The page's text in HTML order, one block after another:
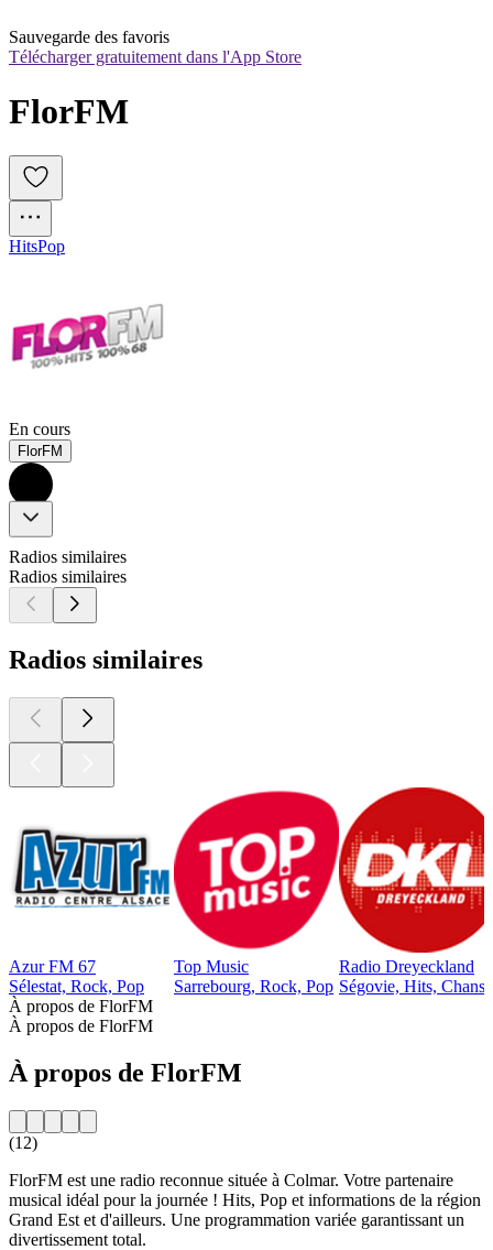
Sauvegarde des favoris
Télécharger gratuitement dans l'App Store
FlorFM
HitsPop
En cours
FlorFM
Radios similaires
Radios similaires
Radios similaires
Azur FM 67
Sélestat, Rock, Pop
Top Music
Sarrebourg, Rock, Pop
Radio Dreyeckland
Ségovie, Hits,
À propos de FlorFM
À propos de FlorFM
À propos de FlorFM
(12)
FlorFM est une radio reconnue située à Colmar. Votre partenaire
musical idéal pour la journée ! Hits, Pop et informations de la région
Grand Est et d'ailleurs. Une programmation variée garantissant un
divertissement total.